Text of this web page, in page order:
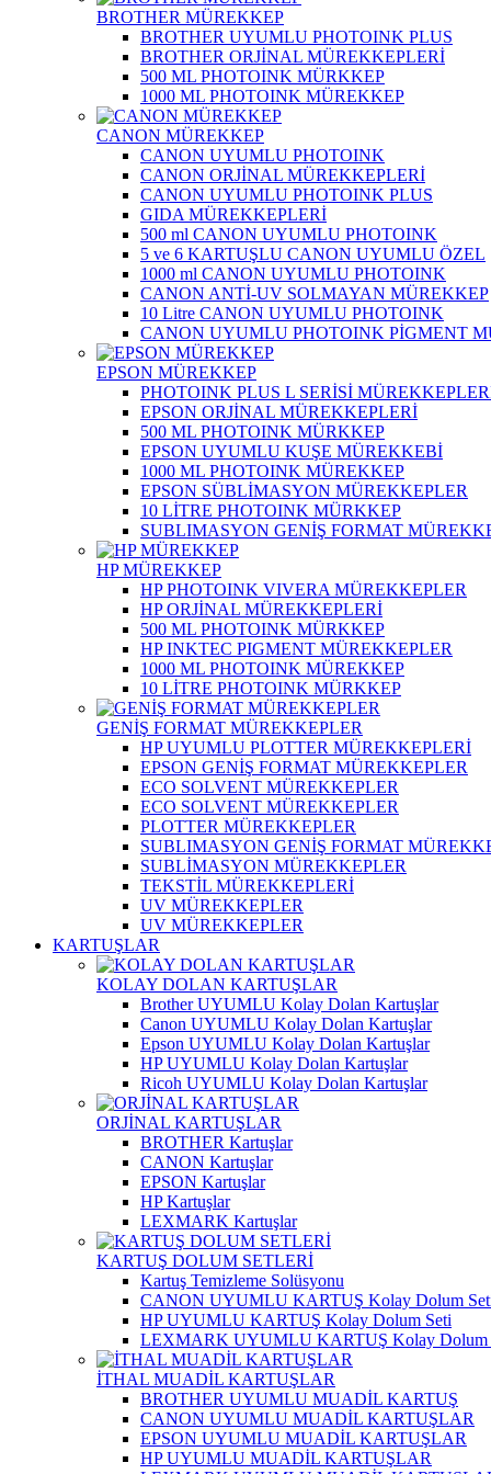
BROTHER MÜREKKEP
BROTHER UYUMLU PHOTOINK PLUS
BROTHER ORJİNAL MÜREKKEPLERİ
500 ML PHOTOINK MÜRKKEP
1000 ML PHOTOINK MÜREKKEP
CANON MÜREKKEP
CANON UYUMLU PHOTOINK
CANON ORJİNAL MÜREKKEPLERİ
CANON UYUMLU PHOTOINK PLUS
GIDA MÜREKKEPLERİ
500 ml CANON UYUMLU PHOTOINK
5 ve 6 KARTUŞLU CANON UYUMLU ÖZEL
1000 ml CANON UYUMLU PHOTOINK
CANON ANTİ-UV SOLMAYAN MÜREKKEP
10 Litre CANON UYUMLU PHOTOINK
CANON UYUMLU PHOTOINK PİGMENT
EPSON MÜREKKEP
PHOTOINK PLUS L SERİSİ
EPSON ORJİNAL MÜREKKEPLERİ
500 ML PHOTOINK MÜRKKEP
EPSON UYUMLU KUŞE MÜREKKEBİ
1000 ML PHOTOINK MÜREKKEP
EPSON SÜBLİMASYON MÜREKKEPLER
10 LİTRE PHOTOINK MÜRKKEP
SUBLIMASYON GENİŞ FORMAT
HP MÜREKKEP
HP PHOTOINK VIVERA MÜREKKEPLER
HP ORJİNAL MÜREKKEPLERİ
500 ML PHOTOINK MÜRKKEP
HP INKTEC PIGMENT MÜREKKEPLER
1000 ML PHOTOINK MÜREKKEP
10 LİTRE PHOTOINK MÜRKKEP
GENİŞ FORMAT MÜREKKEPLER
HP UYUMLU PLOTTER MÜREKKEPLERİ
EPSON GENİŞ FORMAT MÜREKKEPLER
ECO SOLVENT MÜREKKEPLER
ECO SOLVENT MÜREKKEPLER
PLOTTER MÜREKKEPLER
SUBLIMASYON GENİŞ FORMAT
SUBLİMASYON MÜREKKEPLER
TEKSTİL MÜREKKEPLERİ
UV MÜREKKEPLER
UV MÜREKKEPLER
KARTUŞLAR
KOLAY DOLAN KARTUŞLAR
Brother UYUMLU Kolay Dolan Kartuşlar
Canon UYUMLU Kolay Dolan Kartuşlar
Epson UYUMLU Kolay Dolan Kartuşlar
HP UYUMLU Kolay Dolan Kartuşlar
Ricoh UYUMLU Kolay Dolan Kartuşlar
ORJİNAL KARTUŞLAR
BROTHER Kartuşlar
CANON Kartuşlar
EPSON Kartuşlar
HP Kartuşlar
LEXMARK Kartuşlar
KARTUŞ DOLUM SETLERİ
Kartuş Temizleme Solüsyonu
CANON UYUMLU KARTUŞ Kolay Dolum
HP UYUMLU KARTUŞ Kolay Dolum Seti
LEXMARK UYUMLU KARTUŞ Kolay Dolum
İTHAL MUADİL KARTUŞLAR
BROTHER UYUMLU MUADİL KARTUŞ
CANON UYUMLU MUADİL KARTUŞLAR
EPSON UYUMLU MUADİL KARTUŞLAR
HP UYUMLU MUADİL KARTUŞLAR